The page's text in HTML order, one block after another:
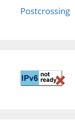
Postcrossing